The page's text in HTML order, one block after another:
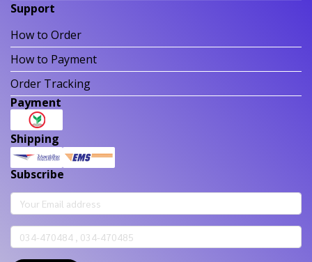
Support
How to Order
How to Payment
Order Tracking
Payment
Shipping
Subscribe